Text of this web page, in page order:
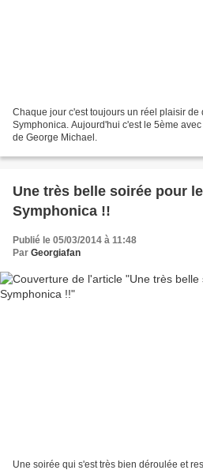
Chaque jour c'est toujours un réel plaisir
Symphonica. Aujourd'hui c'est le 5ème
de George Michael.
Une très belle soirée pour
Symphonica !!
Publié le 05/03/2014 à 11:48
Par Georgiafan
Une soirée qui s'est très bien déroulée et